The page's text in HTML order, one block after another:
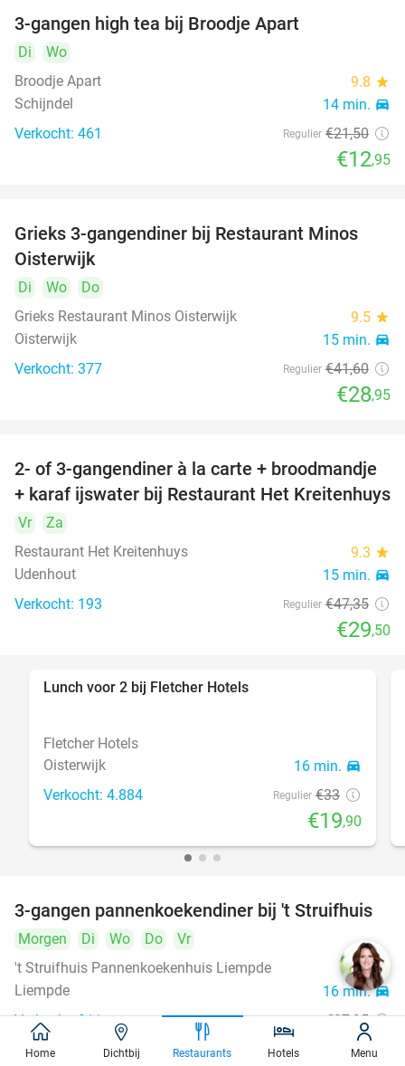
3-gangen high tea bij Broodje Apart
Di
Wo
Broodje Apart
9.8 star
Schijndel 14 min. directions_car
Verkocht: 461 Regulier €21,50
€12,95
30%
Grieks 3-gangendiner bij Restaurant Minos
Oisterwijk
Di Wo
Do
Grieks Restaurant Minos Oisterwijk
9.5 star
Oisterwijk 15 min. directions_car
Verkocht: 377 Regulier €41,60
€28,95
38%
2- of 3-gangendiner à la carte + broodmandje
+ karaf ijswater bij Restaurant Het Kreitenhuys
Vr
Za
Restaurant Het Kreitenhuys
9.3 star
Udenhout 15 min. directions_car
Verkocht: 193 Regulier €47,35
€29,50
Lunch voor 2 bij Fletcher Hotels
Fletcher Hotels
Oisterwijk
16 min. directions_car
Verkocht: 4.884 Regulier €33
€19,90
43%
3-gangen pannenkoekendiner bij 't Struifhuis
Morgen Di Wo Do
Vr
't Struifhuis Pannenkoekenhuis Liempde
9.4star
Liempde 16 min.directions_car
Verkocht: 811 €27,95
€15,95
Home Dichtbij Restaurants Hotels Menu